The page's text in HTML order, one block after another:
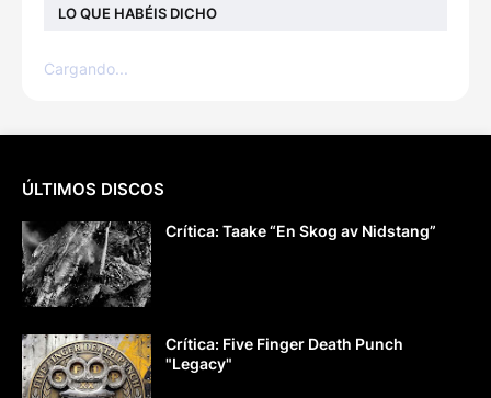
LO QUE HABÉIS DICHO
Cargando...
ÚLTIMOS DISCOS
Crítica: Taake “En Skog av Nidstang”
Crítica: Five Finger Death Punch
"Legacy"